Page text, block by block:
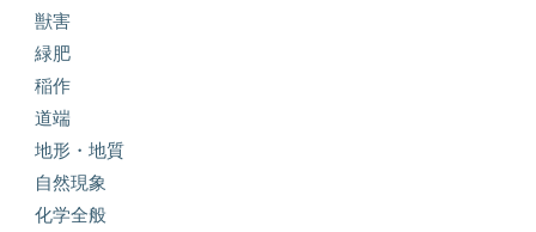
獣害
緑肥
稲作
道端
地形・地質
自然現象
化学全般